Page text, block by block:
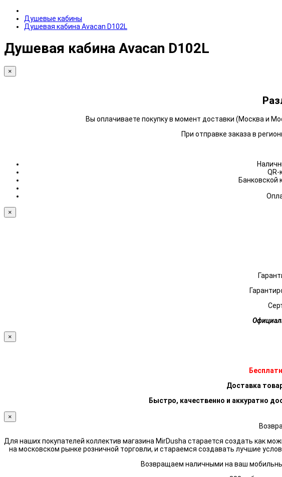
Душевые кабины
Душевая кабина Avacan D102L
Душевая кабина Avacan D102L
×
Вы оплачиваете покупку в момент доставки (Москва и
При отправке заказа в
QR-
Банковской
×
×
Доставка
Быстро, качественно и аккуратно
×
Для наших покупателей коллектив магазина MirDusha старается создать как
на московском рынке розничной торговли, и стараемся создавать лучшие
Возвращаем наличными на ваш